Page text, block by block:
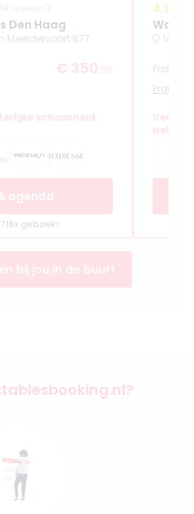
Den Haag
Meerdervoort 677
€ 350 ,00
schoonheid
agenda
geboekt
4.9
Profhilo
Profiel
bij jou in de buurt